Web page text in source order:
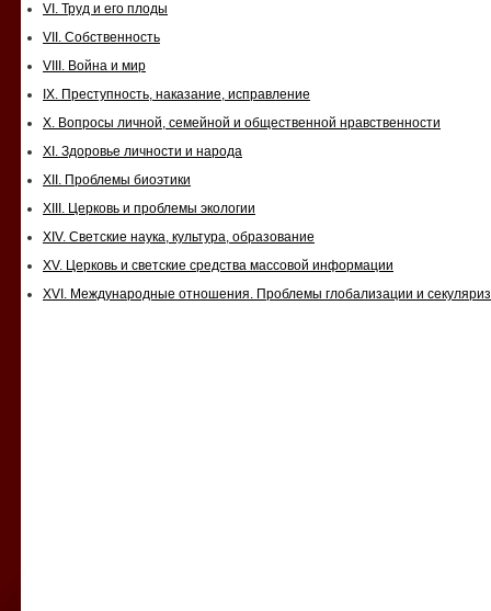
VI. Труд и его плоды
VII. Cобственность
VIII. Война и мир
IX. Преступность, наказание, исправление
Х. Вопросы личной, семейной и общественной нравственности
XI. Здоровье личности и народа
XII. Проблемы биоэтики
XIII. Церковь и проблемы экологии
XIV. Светские наука, культура, образование
XV. Церковь и светские средства массовой информации
XVI. Международные отношения. Проблемы глобализации и